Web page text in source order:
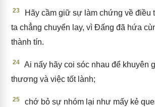
23
Hãy cầm giữ sự làm chứng về điều
ta chẳng chuyển lay, vì Đấng đã hứa
thành tín.
24
Ai nấy hãy coi sóc nhau để khuyên
thương và việc tốt lành;
25
chớ bỏ sự nhóm lại như mấy kẻ